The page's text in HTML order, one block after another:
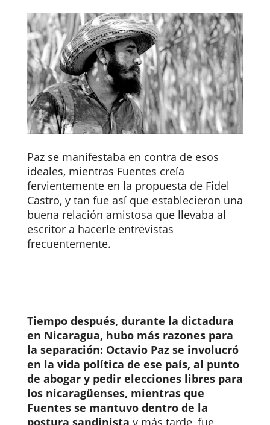
Paz se manifestaba en contra de esos
ideales, mientras Fuentes creía
fervientemente en la propuesta de Fidel
Castro, y tan fue así que establecieron una
buena relación amistosa que llevaba al
escritor a hacerle entrevistas
frecuentemente.
Tiempo después, durante la dictadura
en Nicaragua, hubo más razones para
la separación: Octavio Paz se involucró
en la vida política de ese país, al punto
de abogar y pedir elecciones libres para
los nicaragüenses, mientras que
Fuentes se mantuvo dentro de la